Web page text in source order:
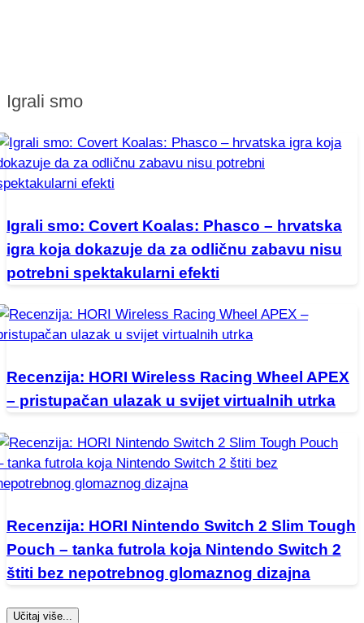
Igrali smo
Igrali smo: Covert Koalas: Phasco – hrvatska
igra koja dokazuje da za odličnu zabavu nisu
potrebni spektakularni efekti
Recenzija: HORI Wireless Racing Wheel APEX
– pristupačan ulazak u svijet virtualnih utrka
Recenzija: HORI Nintendo Switch 2 Slim Tough
Pouch – tanka futrola koja Nintendo Switch 2
štiti bez nepotrebnog glomaznog dizajna
Učitaj više...